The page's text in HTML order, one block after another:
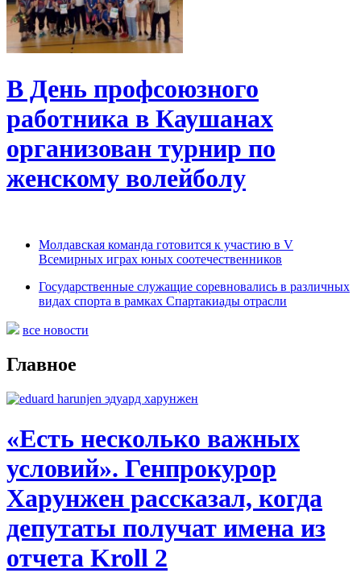
В День профсоюзного
работника в Каушанах
организован турнир по
женскому волейболу
Молдавская команда готовится к участию в V
Всемирных играх юных соотечественников
Государственные служащие соревновались в различных
видах спорта в рамках Спартакиады отрасли
все новости
Главное
«Есть несколько важных
условий». Генпрокурор
Харунжен рассказал, когда
депутаты получат имена из
отчета Kroll 2